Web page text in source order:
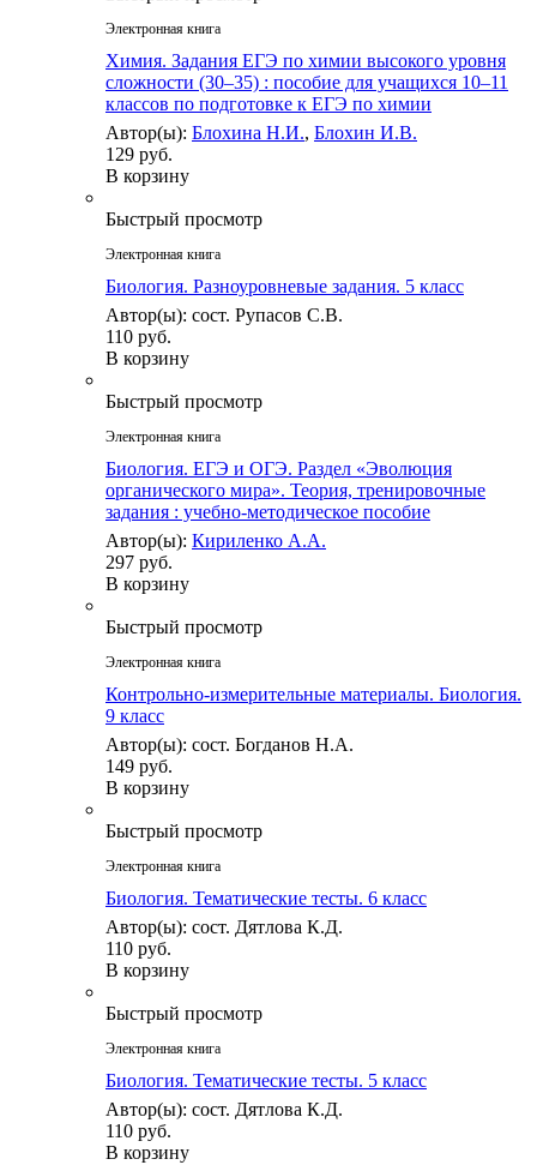
Электронная книга
Химия. Задания ЕГЭ по химии высокого уровня
сложности (30–35) : пособие для учащихся 10–11
классов по подготовке к ЕГЭ по химии
Автор(ы): Блохина Н.И., Блохин И.В.
129 руб.
В корзину
Быстрый просмотр
Электронная книга
Биология. Разноуровневые задания. 5 класс
Автор(ы): сост. Рупасов С.В.
110 руб.
В корзину
Быстрый просмотр
Электронная книга
Биология. ЕГЭ и ОГЭ. Раздел «Эволюция
органического мира». Теория, тренировочные
задания : учебно-методическое пособие
Автор(ы): Кириленко А.А.
297 руб.
В корзину
Быстрый просмотр
Электронная книга
Контрольно-измерительные материалы. Биология.
9 класс
Автор(ы): сост. Богданов Н.А.
149 руб.
В корзину
Быстрый просмотр
Электронная книга
Биология. Тематические тесты. 6 класс
Автор(ы): сост. Дятлова К.Д.
110 руб.
В корзину
Быстрый просмотр
Электронная книга
Биология. Тематические тесты. 5 класс
Автор(ы): сост. Дятлова К.Д.
110 руб.
В корзину